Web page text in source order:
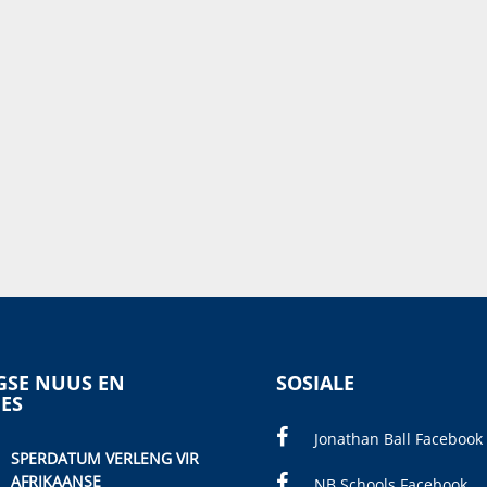
NUUS EN
SPERDATUM VERLENG VIR
AFRIKAANSE
SOSIALE
Jonathan Ball Facebook